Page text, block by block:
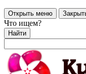
Открыть меню
Что ищем?
Найти